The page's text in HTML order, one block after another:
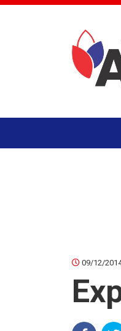
09/12/